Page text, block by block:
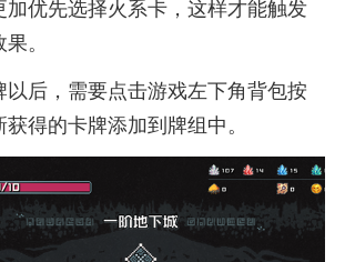
加优先选择火系卡，这样才能触发
。
以后，需要点击游戏左下角背包按
得的卡牌添加到牌组中。